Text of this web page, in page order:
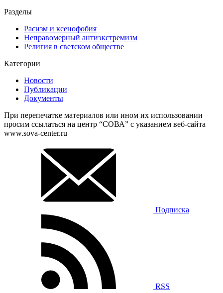
Разделы
Расизм и ксенофобия
Неправомерный антиэкстремизм
Религия в светском обществе
Категории
Новости
Публикации
Документы
При перепечатке материалов или ином их использовании
просим ссылаться на центр “СОВА” с указанием веб-сайта
www.sova-center.ru
Подписка
RSS